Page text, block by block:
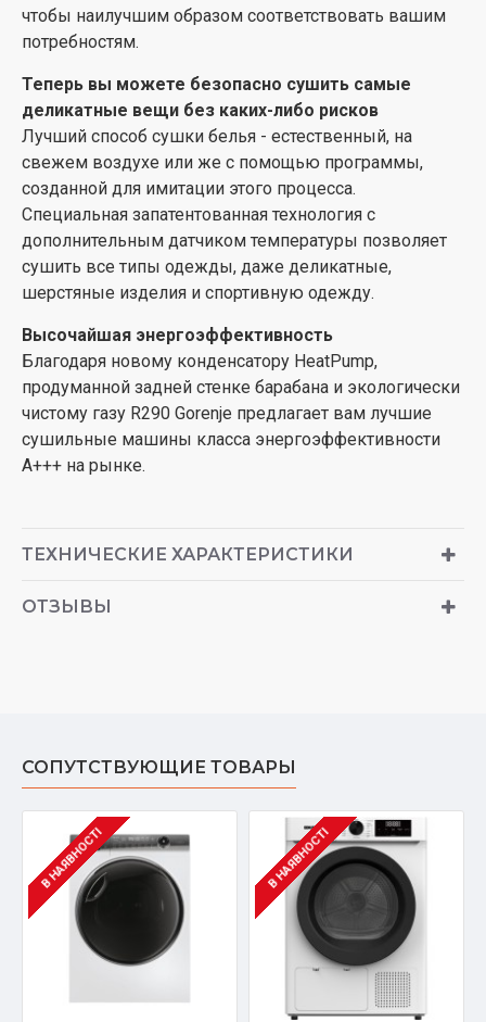
чтобы наилучшим образом соответствовать вашим
потребностям.
Теперь вы можете безопасно сушить самые
деликатные вещи без каких-либо рисков
Лучший способ сушки белья - естественный, на
свежем воздухе или же с помощью программы,
созданной для имитации этого процесса.
Специальная запатентованная технология с
дополнительным датчиком температуры позволяет
сушить все типы одежды, даже деликатные,
шерстяные изделия и спортивную одежду.
Высочайшая энергоэффективность
Благодаря новому конденсатору HeatPump,
продуманной задней стенке барабана и экологически
чистому газу R290 Gorenje предлагает вам лучшие
сушильные машины класса энергоэффективности
A+++ на рынке.
ТЕХНИЧЕСКИЕ ХАРАКТЕРИСТИКИ
ОТЗЫВЫ
СОПУТСТВУЮЩИЕ ТОВАРЫ
В НАЯВНОСТІ В НАЯВНОСТІ